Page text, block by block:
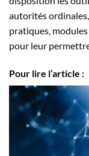
autorités
pratiques,
pour leur
Pour lire l’article :